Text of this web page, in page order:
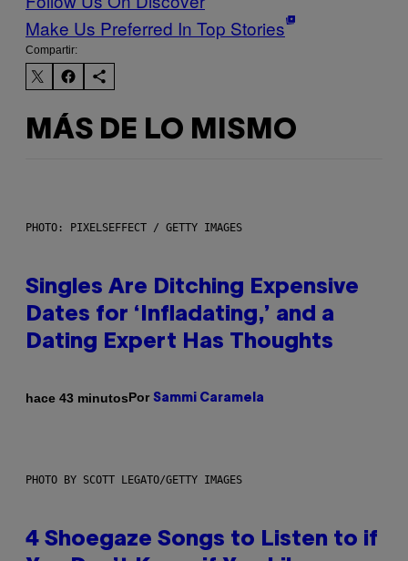
Make Us Preferred In Top Stories
Compartir:
MÁS DE LO MISMO
PHOTO: PIXELSEFFECT / GETTY IMAGES
Singles Are Ditching Expensive
Dates for ‘Infladating,’ and a
Dating Expert Has Thoughts
hace 43 minutosPor Sammi Caramela
PHOTO BY SCOTT LEGATO/GETTY IMAGES
4 Shoegaze Songs to Listen to if